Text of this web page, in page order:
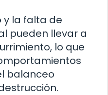
y la falta de
pueden llevar a
lo que
balanceo